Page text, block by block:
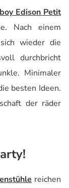
Edison Petit
Nach einem
wieder die
durchbricht
Minimaler
besten Ideen.
der räder
reichen